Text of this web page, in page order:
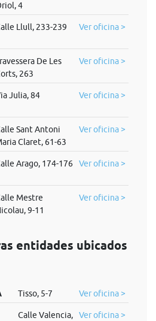
4
Llull, 233-239 Ver oficina >
De Les
263
Ver oficina >
Julia, 84 Ver oficina >
Sant Antoni
Claret, 61-63
Ver oficina >
Arago, 174-176 Ver oficina >
Mestre
9-11
Ver oficina >
entidades ubicados
Tisso, 5-7 Ver oficina >
Calle Valencia,
Ver oficina >